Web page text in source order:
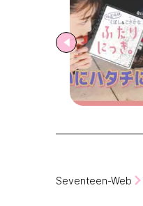
Seventeen-Web